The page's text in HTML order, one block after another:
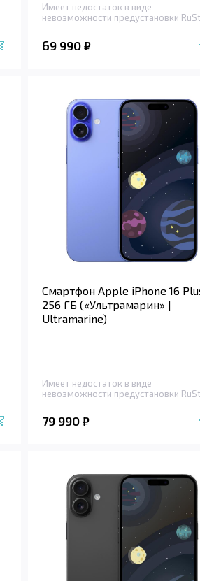
Имеет недостаток в виде
невозможности предустановки
69 990 ₽
Смартфон Apple iPhone 16
256 ГБ («Ультрамарин» |
Ultramarine)
Имеет недостаток в виде
невозможности предустановки
79 990 ₽